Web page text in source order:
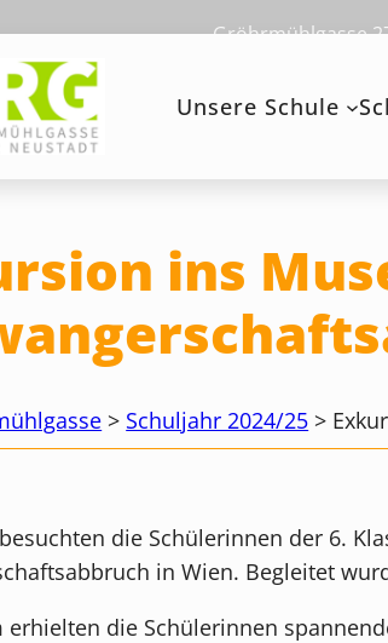
Gröhrmühlgasse
Unsere Schule
ins
> Schuljahr 2024/25 >
die Schülerinnen der 6.
in Wien. Begleitet
erhielten die Schülerinnen